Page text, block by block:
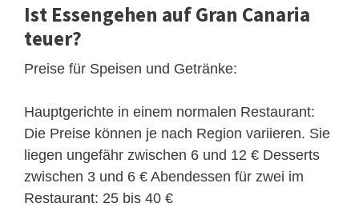
Ist Essengehen auf Gran Canaria
teuer?
Preise für Speisen und Getränke:
Hauptgerichte in einem normalen Restaurant:
Die Preise können je nach Region variieren. Sie
liegen ungefähr zwischen 6 und 12 € Desserts
zwischen 3 und 6 € Abendessen für zwei im
Restaurant: 25 bis 40 €